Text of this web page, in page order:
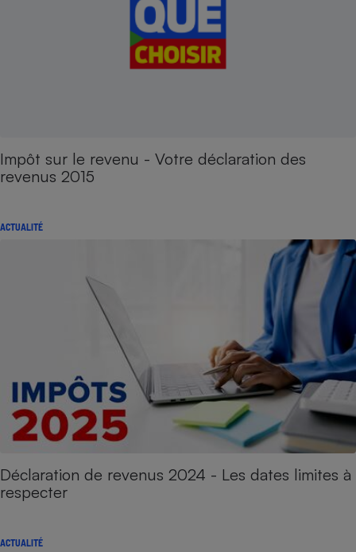
Impôt sur le revenu - Votre déclaration des
revenus 2015
ACTUALITÉ
Déclaration de revenus 2024 - Les dates limites à
respecter
ACTUALITÉ